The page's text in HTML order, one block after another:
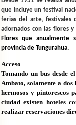
que incluye un festival
ferias del arte, festivales
adornados con las flores
Flores que anualmente
provincia de Tungurahua.
Tomando un bus desde
Ambato, solamente a
hermosos y pintorescos
ciudad existen hoteles
realizar reservaciones